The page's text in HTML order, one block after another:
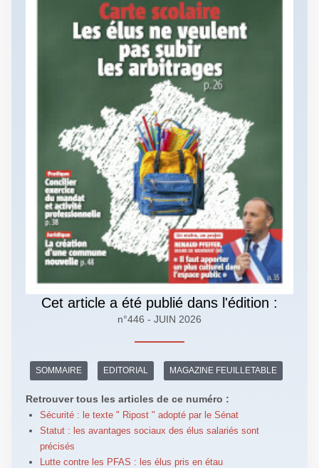
Cet article a été publié dans l'édition :
n°446 - JUIN 2026
SOMMAIRE EDITORIAL MAGAZINE FEUILLETABLE
Retrouver tous les articles de ce numéro :
Sécurité : le texte " Ripost " adopté par le Sénat
Statut : les avantages sociaux des élus salariés sont
précisés
Lutte contre les PFAS : les élus pris en étau